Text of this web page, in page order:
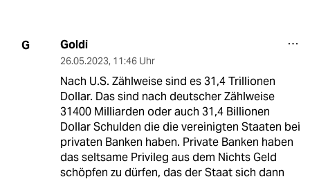
G Goldi
26.05.2023, 11:46 Uhr
Nach U.S. Zählweise sind es 31,4 Trillionen
Dollar. Das sind nach deutscher Zählweise
31400 Milliarden oder auch 31,4 Billionen
Dollar Schulden die die vereinigten Staaten bei
privaten Banken haben. Private Banken haben
das seltsame Privileg aus dem Nichts Geld
schöpfen zu dürfen, das der Staat sich dann